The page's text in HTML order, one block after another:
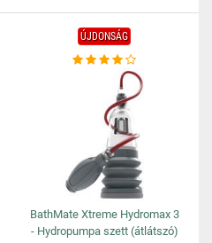
ÚJDONSÁG
BathMate Xtreme Hydromax 3
- Hydropumpa szett (átlátszó)